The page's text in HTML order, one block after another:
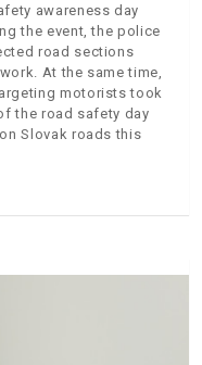
awareness day
the event, the police
road sections
At the same time,
motorists took
the road safety day
Slovak roads this